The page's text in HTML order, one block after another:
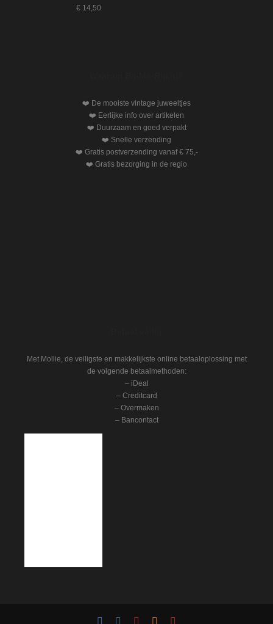
€ 14,50
❤️ De mooiste vintage juweeltjes
❤️ Eerlijke info over artikelen
❤️ Duurzaam en goed verpakt
❤️ Snelle verzending
❤️ Gratis postverzending vanaf € 75,-
❤️ Gratis bezorging in de regio
Met Mollie, de veiligste en makkelijkste online betaaloplossing met
de volgende betaalmethoden:
– iDeal
– Creditcard
– Overmaken
– Bancontact